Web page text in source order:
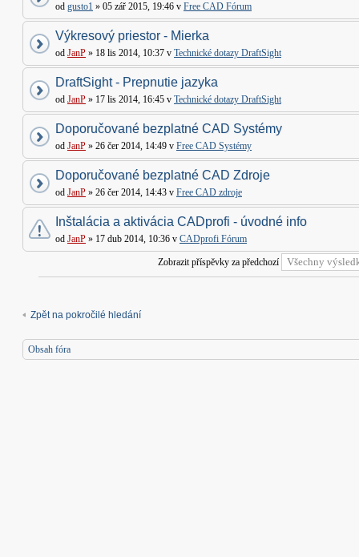
od gusto1 » 05 zář 2015, 19:46 v Free CAD Fórum
Výkresový priestor - Mierka
od JanP » 18 lis 2014, 10:37 v Technické dotazy DraftSight
DraftSight - Prepnutie jazyka
od JanP » 17 lis 2014, 16:45 v Technické dotazy DraftSight
Doporučované bezplatné CAD Systémy
od JanP » 26 čer 2014, 14:49 v Free CAD Systémy
Doporučované bezplatné CAD Zdroje
od JanP » 26 čer 2014, 14:43 v Free CAD zdroje
Inštalácia a aktivácia CADprofi - úvodné info
od JanP » 17 dub 2014, 10:36 v CADprofi Fórum
Zobrazit příspěvky za předchozí
Zpět na pokročilé hledání
Obsah fóra